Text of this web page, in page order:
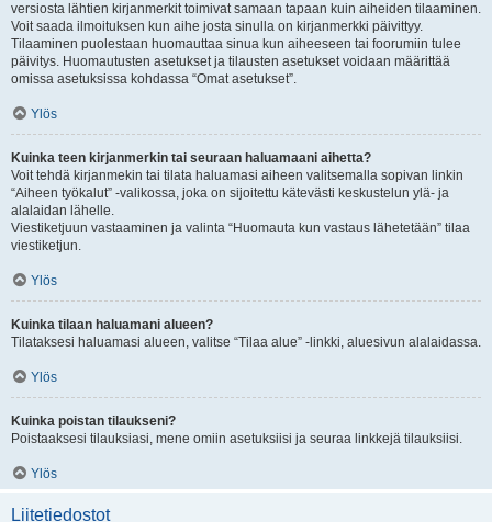
versiosta lähtien kirjanmerkit toimivat samaan tapaan kuin aiheiden tilaaminen.
Voit saada ilmoituksen kun aihe josta sinulla on kirjanmerkki päivittyy.
Tilaaminen puolestaan huomauttaa sinua kun aiheeseen tai foorumiin tulee
päivitys. Huomautusten asetukset ja tilausten asetukset voidaan määrittää
omissa asetuksissa kohdassa “Omat asetukset”.
Ylös
Kuinka teen kirjanmerkin tai seuraan haluamaani aihetta?
Voit tehdä kirjanmekin tai tilata haluamasi aiheen valitsemalla sopivan linkin
“Aiheen työkalut” -valikossa, joka on sijoitettu kätevästi keskustelun ylä- ja
alalaidan lähelle.
Viestiketjuun vastaaminen ja valinta “Huomauta kun vastaus lähetetään” tilaa
viestiketjun.
Ylös
Kuinka tilaan haluamani alueen?
Tilataksesi haluamasi alueen, valitse “Tilaa alue” -linkki, aluesivun alalaidassa.
Ylös
Kuinka poistan tilaukseni?
Poistaaksesi tilauksiasi, mene omiin asetuksiisi ja seuraa linkkejä tilauksiisi.
Ylös
Liitetiedostot